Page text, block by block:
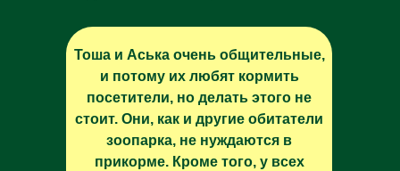
Тоша и Аська очень общительные,
и потому их любят кормить
посетители, но делать этого не
стоит. Они, как и другие обитатели
зоопарка, не нуждаются в
прикорме. Кроме того, у всех